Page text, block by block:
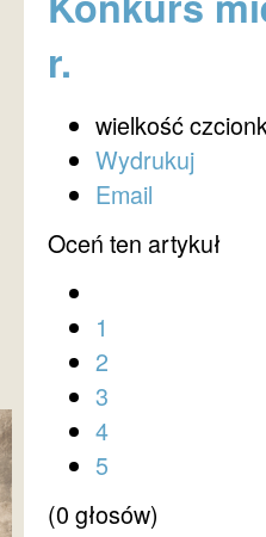
r.
wielkość
Wydrukuj
Email
Oceń ten artykuł
1
2
3
4
5
(0 głosów)